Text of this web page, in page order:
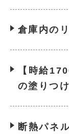
倉庫内の
【時給
の塗りつ
断熱パネ